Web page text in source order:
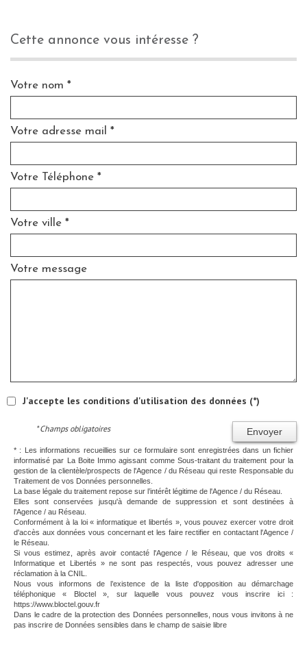
cette annonce vous intéresse ?
Votre nom *
Votre adresse mail *
Votre Téléphone *
Votre ville *
Votre message
J'accepte les conditions d'utilisation des données (*)
Envoyer
* Champs obligatoires
* : Les informations recueillies sur ce formulaire sont enregistrées dans un fichier
informatisé par La Boite Immo agissant comme Sous-traitant du traitement pour la
gestion de la clientèle/prospects de l'Agence / du Réseau qui reste Responsable du
Traitement de vos Données personnelles.
La base légale du traitement repose sur l’intérêt légitime de l'Agence / du Réseau.
Elles sont conservées jusqu'à demande de suppression et sont destinées à
l'Agence / au Réseau.
Conformément à la loi « informatique et libertés », vous pouvez exercer votre droit
d'accès aux données vous concernant et les faire rectifier en contactant l'Agence /
le Réseau.
Si vous estimez, après avoir contacté l'Agence / le Réseau, que vos droits «
Informatique et Libertés » ne sont pas respectés, vous pouvez adresser une
réclamation à la CNIL.
Nous vous informons de l’existence de la liste d'opposition au démarchage
téléphonique « Bloctel », sur laquelle vous pouvez vous inscrire ici :
https://www.bloctel.gouv.fr
Dans le cadre de la protection des Données personnelles, nous vous invitons à ne
pas inscrire de Données sensibles dans le champ de saisie libre